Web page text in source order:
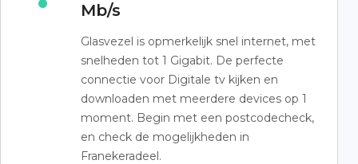
Mb/s
Glasvezel is opmerkelijk snel internet, met
snelheden tot 1 Gigabit. De perfecte
connectie voor Digitale tv kijken en
downloaden met meerdere devices op 1
moment. Begin met een postcodecheck,
en check de mogelijkheden in
Franekeradeel.